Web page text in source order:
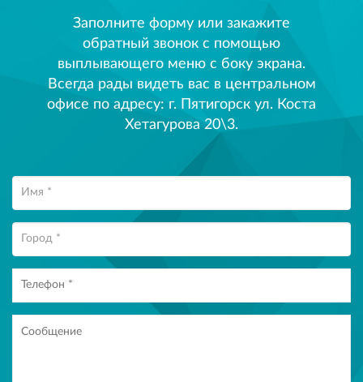
Заполните форму или закажите
обратный звонок с помощью
выплывающего меню с боку экрана.
Всегда рады видеть вас в центральном
офисе по адресу: г. Пятигорск ул. Коста
Хетагурова 20\3.